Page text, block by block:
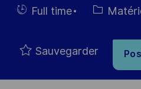
d’affichage
du
HiringFull time Catégorie
Sauvegarder